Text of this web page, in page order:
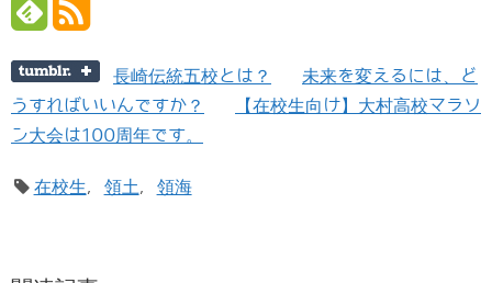
長崎伝統五校とは？
未来を変えるには、ど
うすればいいんですか？
【在校生向け】大村高校マラソ
ン大会は100周年です。
在校生, 領土, 領海